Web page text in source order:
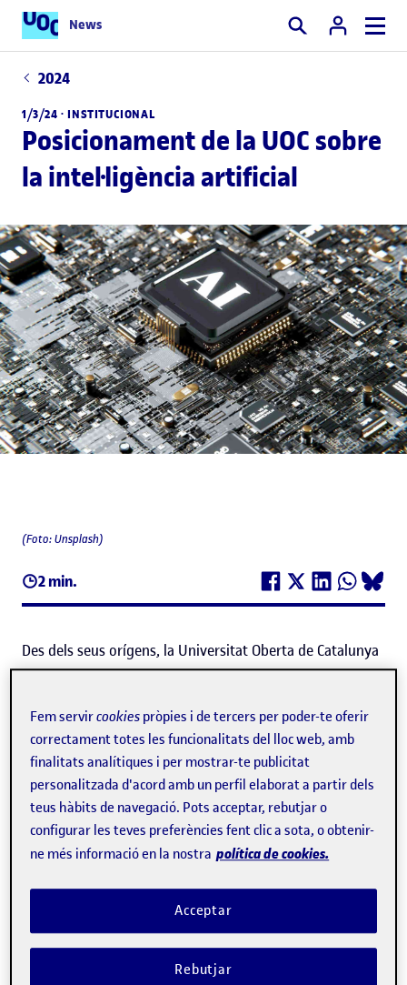
News Cercar
2024
1/3/24 ·INSTITUCIONAL
Posicionament de la UOC sobre
la intel·ligència artificial
2 min.
(Foto: Unsplash)
Des dels seus orígens, la Universitat Oberta de Catalunya
missió com a referent en la formació al llarg de la vida.
L'educacióés un procés genuïnament humà, centrat en el
desenvolupament personal i col·lectiu per contribuir al
progrés de la societat. La integració de la tecnologia en
els processos d'ensenyament i aprenentatge facilita
com a universitat, hem de tenir una
sobre la tecnologiai avaluar-ne les conseqüències en la
cultura, l'economia, la salut i el benestar de la societat.
Fem servircookies pròpies i de tercers per poder-te oferir
correctament totes les funcionalitats del lloc web, amb
finalitats analítiques i per mostrar-te publicitat
personalitzada d'acord amb un perfil elaborat a partir dels
teus hàbits de navegació. Pots acceptar, rebutjar o
configurar les teves preferències fent clic a sota, o obtenir-
ne més informació en la nostra política de cookies.
Rebutjar
Acceptar